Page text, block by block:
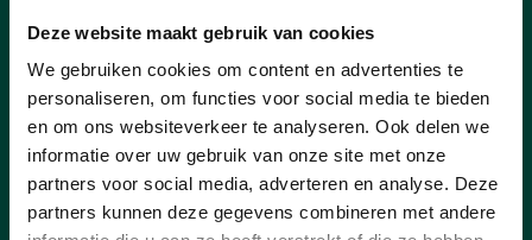
Deze website maakt gebruik van cookies
We gebruiken cookies om content en advertenties te
personaliseren, om functies voor social media te bieden
en om ons websiteverkeer te analyseren. Ook delen we
informatie over uw gebruik van onze site met onze
partners voor social media, adverteren en analyse. Deze
partners kunnen deze gegevens combineren met andere